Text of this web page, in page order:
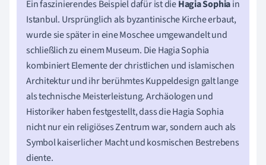
Ein faszinierendes Beispiel dafür ist dieHagia Sophiain
Istanbul. Ursprünglich als byzantinische Kirche erbaut,
wurde sie später in eine Moschee umgewandelt und
schließlich zu einem Museum. Die Hagia Sophia
kombiniert Elemente der christlichen und islamischen
Architektur und ihr berühmtes Kuppeldesign galt lange
als technische Meisterleistung. Archäologen und
Historiker haben festgestellt, dass die Hagia Sophia
nicht nur ein religiöses Zentrum war, sondern auch als
Symbol kaiserlicher Macht und kosmischen Bestrebens
diente.